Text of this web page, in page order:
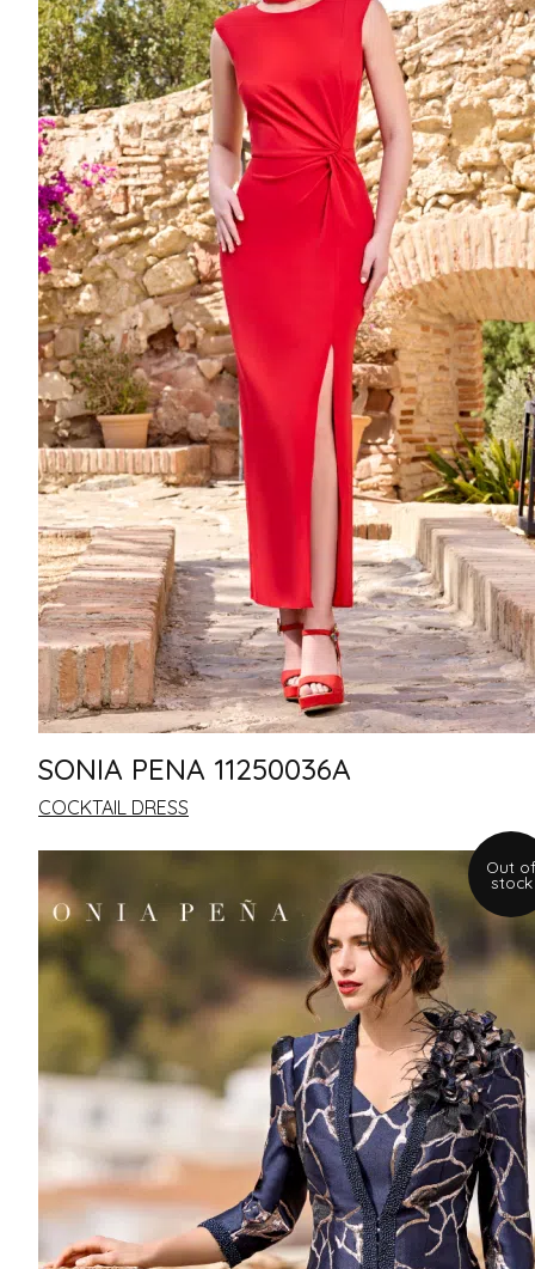
SONIA PENA 11250036A
COCKTAIL DRESS
Out of
stock